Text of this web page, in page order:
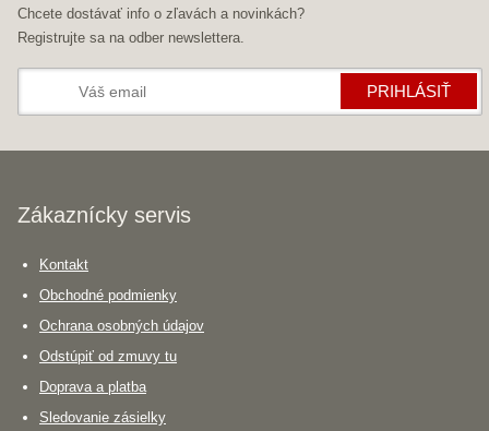
Chcete dostávať info o zľavách a novinkách?
Registrujte sa na odber newslettera.
PRIHLÁSIŤ
Zákaznícky servis
Kontakt
Obchodné podmienky
Ochrana osobných údajov
Odstúpiť od zmuvy tu
Doprava a platba
Sledovanie zásielky